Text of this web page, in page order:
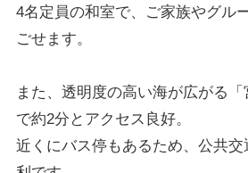
4名定員の和室で、ご家族やグル
ごせます。
また、透明度の高い海が広がる
で約2分とアクセス良好。
近くにバス停もあるため、公共